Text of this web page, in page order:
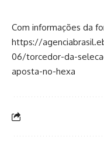
Com informações da
https://
06/torcedor-da-
aposta-no-hexa